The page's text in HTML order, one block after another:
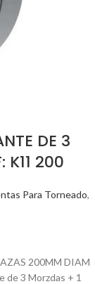
DE 3
K11 200
Para Torneado,
200MM DIAM
de 3 Morzdas + 1